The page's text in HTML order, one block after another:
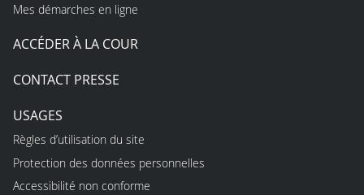
Mes démarches en ligne
ACCÉDER À LA COUR
CONTACT PRESSE
USAGES
Règles d’utilisation du site
Protection des données personnelles
Accessibilité non conforme